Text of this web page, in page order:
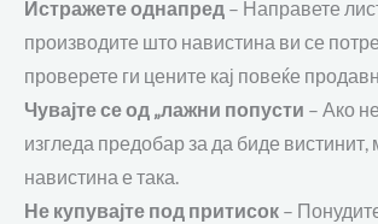
Истражете однапред – Направете
производите што навистина ви се
проверете ги цените кај повеќе
Чувајте се од „лажни попусти – Ако
изгледа предобар за да биде
навистина е така.
Не купувајте под притисок –